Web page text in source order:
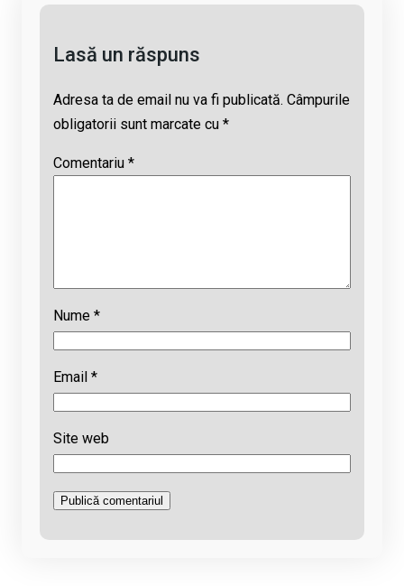
Lasă un răspuns
Adresa ta de email nu va fi publicată. Câmpurile
obligatorii sunt marcate cu *
Comentariu *
Nume *
Email *
Site web